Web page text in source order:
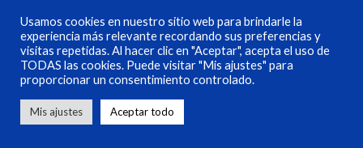
POLÍTICA DE CALIDAD
AVISO LEGAL
Copyright 2026 ©-SIONIN
Usamos cookies en nuestro sitio web para brindarle la
experiencia más relevante recordando sus preferencias y
visitas repetidas. Al hacer clic en "Aceptar", acepta el uso de
TODAS las cookies. Puede visitar "Mis ajustes" para
proporcionar un consentimiento controlado.
Mis ajustes Aceptar todo